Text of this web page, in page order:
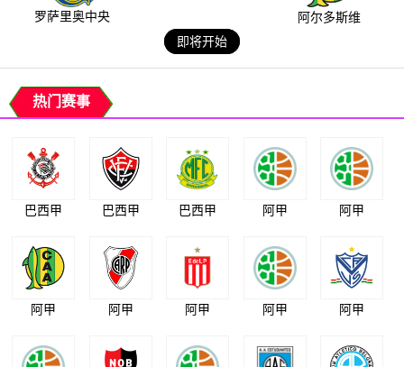
罗萨里奥中央
阿尔多斯维
即将开始
热门赛事
巴西甲 巴西甲 巴西甲 阿甲 阿甲
阿甲 阿甲 阿甲 阿甲 阿甲